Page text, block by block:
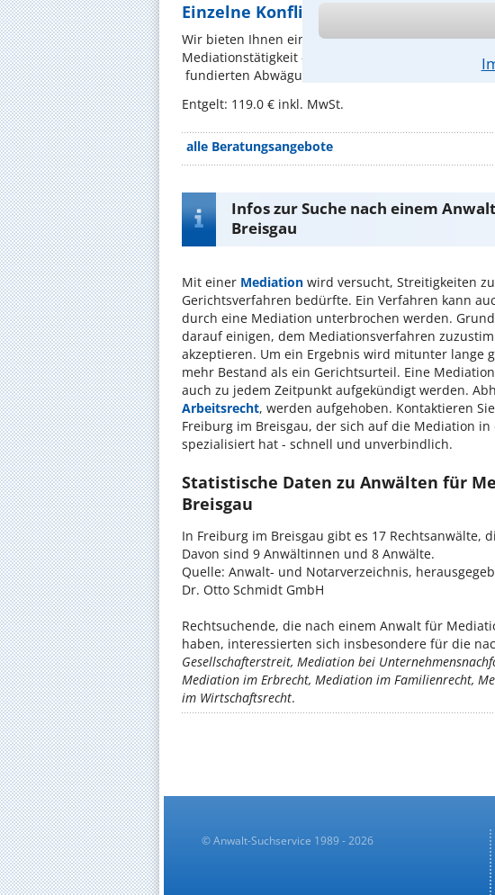
Einzelne Konfliktberatung für
Wir bieten Ihnen eine einzelne Konflikberatung
Mediationstätigkeit -
fundierten Abwägung und Entscheidungsfindung,
Entgelt: 119.0 € inkl. MwSt.
alle Beratungsangebote
Infos zur Suche nach einem
Breisgau
Mit einer Mediation wird versucht, Streitigkeiten
Gerichtsverfahren bedürfte. Ein Verfahren kann
durch eine Mediation unterbrochen werden.
darauf einigen, dem Mediationsverfahren
akzeptieren. Um ein Ergebnis wird mitunter lange
mehr Bestand als ein Gerichtsurteil. Eine
auch zu jedem Zeitpunkt aufgekündigt werden.
Arbeitsrecht, werden aufgehoben. Kontaktieren
Freiburg im Breisgau, der sich auf die Mediation
spezialisiert hat - schnell und unverbindlich.
Statistische Daten zu Anwälten für
Breisgau
In Freiburg im Breisgau gibt es 17 Rechtsanwälte,
Davon sind 9 Anwältinnen und 8 Anwälte.
Quelle: Anwalt- und Notarverzeichnis,
Dr. Otto Schmidt GmbH
Rechtsuchende, die nach einem Anwalt für
haben, interessierten sich insbesondere für die
Gesellschafterstreit, Mediation bei
Mediation im Erbrecht, Mediation im Familienrecht,
im Wirtschaftsrecht.
© Anwalt-Suchservice 1989 - 2026